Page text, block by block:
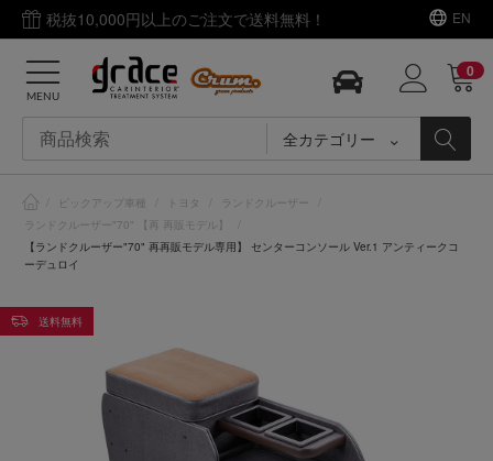
税抜10,000円以上のご注文で送料無料！ EN
全カテゴリー
0
MENU
ピックアップ車種 トヨタ ランドクルーザー
ランドクルーザー"70" 【再 再販モデル】
【ランドクルーザー"70" 再再販モデル専用】 センターコンソール Ver.1 アンティークコ
ーデュロイ
送料無料